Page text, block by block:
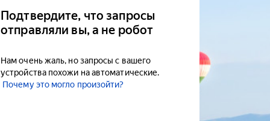
Подтвердите, что запросы
отправляли вы, а не робот
Нам очень жаль, но запросы с вашего
устройства похожи на автоматические.
Почему это могло произойти?